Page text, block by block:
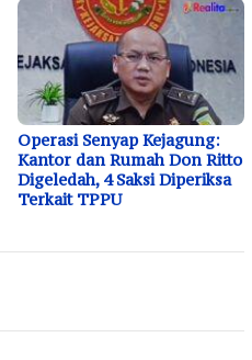
Operasi Senyap Kejagung:
Kantor dan Rumah Don Ritto
Digeledah, 4 Saksi Diperiksa
Terkait TPPU